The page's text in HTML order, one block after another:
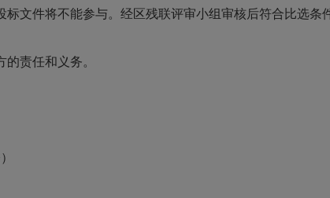
文件将不能参与。经区残联评审小组审核后符合比选条
责任和义务。